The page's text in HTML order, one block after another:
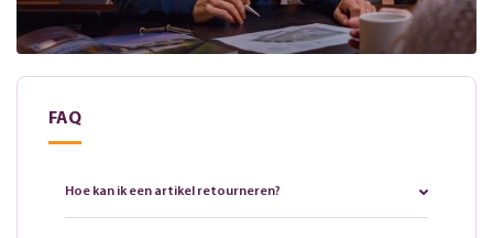
FAQ
Hoe kan ik een artikel retourneren?